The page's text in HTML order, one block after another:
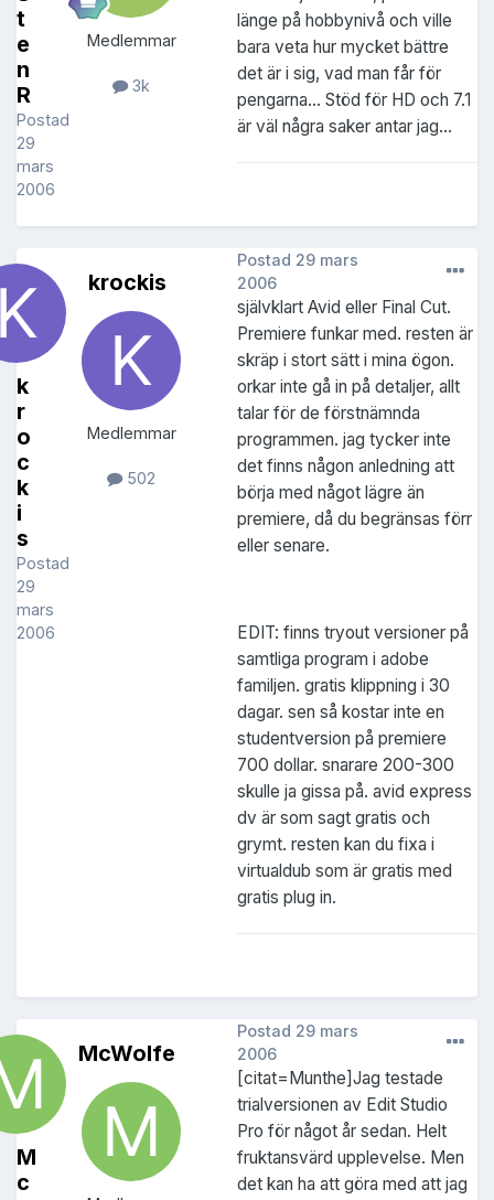
t
e
n
R
Postad
29
mars
2006
Medlemmar
3k
länge på hobbynivå och ville
bara veta hur mycket bättre
det är i sig, vad man får för
pengarna... Stöd för HD och 7.1
är väl några saker antar jag...
k
r
o
c
k
i
s
Postad
29
mars
2006
krockis
Medlemmar
502
Postad 29 mars
2006
självklart Avid eller Final Cut.
Premiere funkar med. resten är
skräp i stort sätt i mina ögon.
orkar inte gå in på detaljer, allt
talar för de förstnämnda
programmen. jag tycker inte
det finns någon anledning att
börja med något lägre än
premiere, då du begränsas förr
eller senare.
EDIT: finns tryout versioner på
samtliga program i adobe
familjen. gratis klippning i 30
dagar. sen så kostar inte en
studentversion på premiere
700 dollar. snarare 200-300
skulle ja gissa på. avid express
dv är som sagt gratis och
grymt. resten kan du fixa i
virtualdub som är gratis med
gratis plug in.
M
c
McWolfe
Postad 29 mars
2006
[citat=Munthe]Jag testade
trialversionen av Edit Studio
Pro för något år sedan. Helt
fruktansvärd upplevelse. Men
det kan ha att göra med att jag